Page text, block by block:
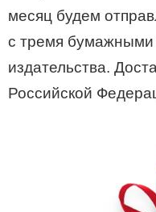
месяц будем
с тремя
издательства.
Российской